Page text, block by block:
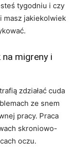
tygodniu i czy
masz jakiekolwiek
na migreny i
zdziałać cuda
ze snem
pracy. Praca
skroniowo-
oczu.